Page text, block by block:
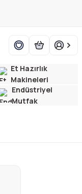
Et Hazırlık
Makineleri
Endüstriyel
Mutfak